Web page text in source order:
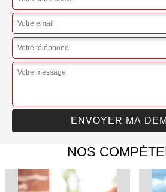
NOS